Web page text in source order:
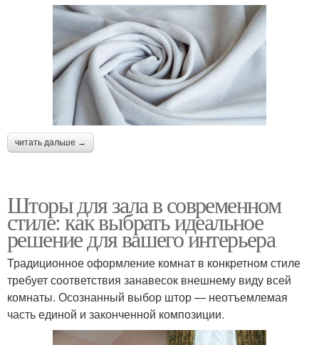
читать дальше →
Шторы для зала в современном
стиле: как выбрать идеальное
решение для вашего интерьера
Традиционное оформление комнат в конкретном стиле
требует соответствия занавесок внешнему виду всей
комнаты. Осознанный выбор штор — неотъемлемая
часть единой и законченной композиции.